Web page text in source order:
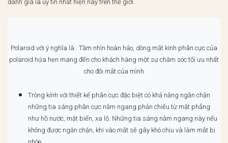
đánh giá là uy tín nhất hiện nay trên thế giới.
Polaroid với ý nghĩa là : Tầm nhìn hoàn hảo, dòng mắt kính phân cực của
polaroid hứa hẹn mang đến cho khách hàng một sự chăm sóc tối ưu nhất
cho đôi mắt của mình
Tròng kính với thiết kế phân cực đặc biệt có khả năng ngăn chặn
những tia sáng phân cực nằm ngang phản chiếu từ mặt phẳng
như hồ nước, mặt biển, xa lộ. Những tia sáng nằm ngang này nếu
không được ngăn chặn, khi vào mắt sẽ gây khó chịu và làm mắt bị